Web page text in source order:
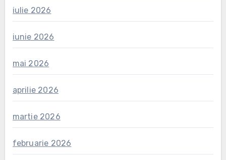
iulie 2026
iunie 2026
mai 2026
aprilie 2026
martie 2026
februarie 2026